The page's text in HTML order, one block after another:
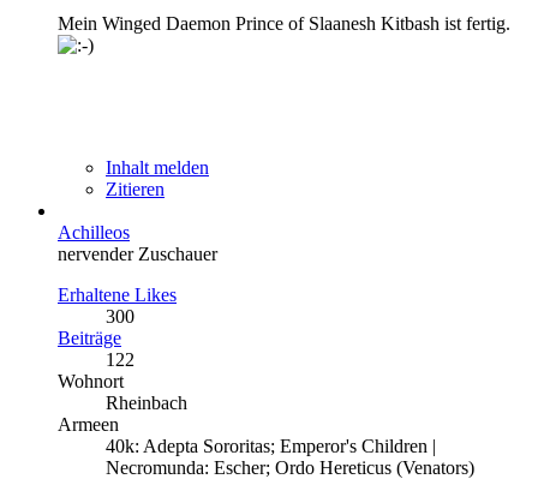
Mein Winged Daemon Prince of Slaanesh Kitbash ist fertig.
Inhalt melden
Zitieren
Achilleos
nervender Zuschauer
Erhaltene Likes
300
Beiträge
122
Wohnort
Rheinbach
Armeen
40k: Adepta Sororitas; Emperor's Children |
Necromunda: Escher; Ordo Hereticus (Venators)